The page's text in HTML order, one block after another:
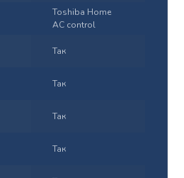
Toshiba Home
AC control
Так
Так
Так
Так